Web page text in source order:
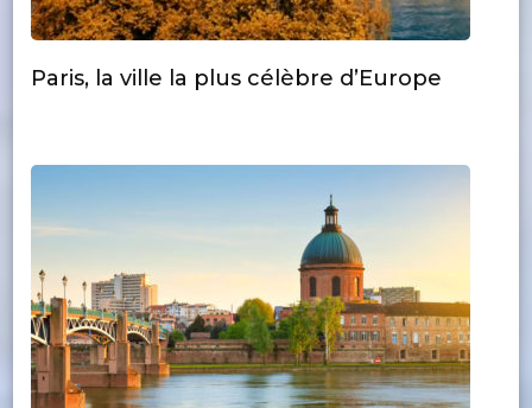
Paris, la ville la plus célèbre d’Europe